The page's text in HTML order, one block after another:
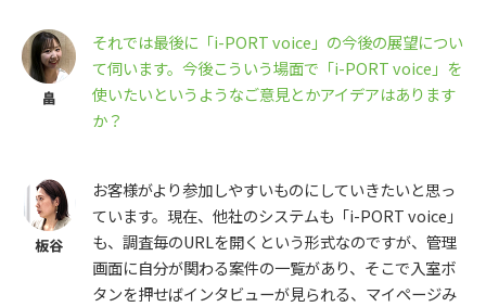
それでは最後に「i-PORT voice」の今後の展望につい
て伺います。今後こういう場面で「i-PORT voice」を
使いたいというようなご意見とかアイデアはあります
か？
お客様がより参加しやすいものにしていきたいと思っ
ています。現在、他社のシステムも「i-PORT voice」
も、調査毎のURLを開くという形式なのですが、管理
画面に自分が関わる案件の一覧があり、そこで入室ボ
タンを押せばインタビューが見られる、マイページみ